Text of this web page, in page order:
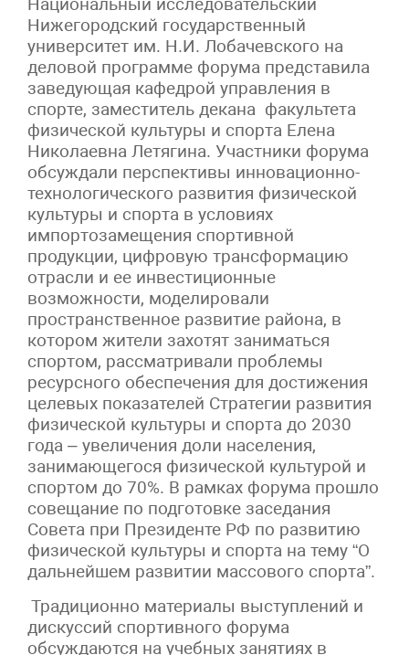
Национальный исследовательский
Нижегородский государственный
университет им. Н.И. Лобачевского на
деловой программе форума представила
заведующая кафедрой управления в
спорте, заместитель декана факультета
физической культуры и спорта Елена
Николаевна Летягина. Участники форума
обсуждали перспективы инновационно-
технологического развития физической
культуры и спорта в условиях
импортозамещения спортивной
продукции, цифровую трансформацию
отрасли и ее инвестиционные
возможности, моделировали
пространственное развитие района, в
котором жители захотят заниматься
спортом, рассматривали проблемы
ресурсного обеспечения для достижения
целевых показателей Стратегии развития
физической культуры и спорта до 2030
года – увеличения доли населения,
занимающегося физической культурой и
спортом до 70%. В рамках форума прошло
совещание по подготовке заседания
Совета при Президенте РФ по развитию
физической культуры и спорта на тему “О
дальнейшем развитии массового спорта”.
Традиционно материалы выступлений и
дискуссий спортивного форума
обсуждаются на учебных занятиях в